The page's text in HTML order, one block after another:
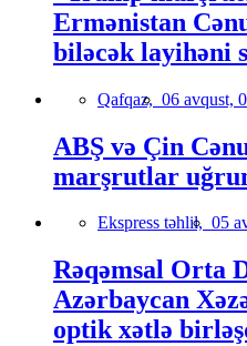
Ermənistan
biləcək layihəni
Qafqaz, 06 avqust,
ABŞ və Çin
marşrutlar
Ekspress təhlil, 05
Rəqəmsal Orta
Azərbaycan
optik xətlə